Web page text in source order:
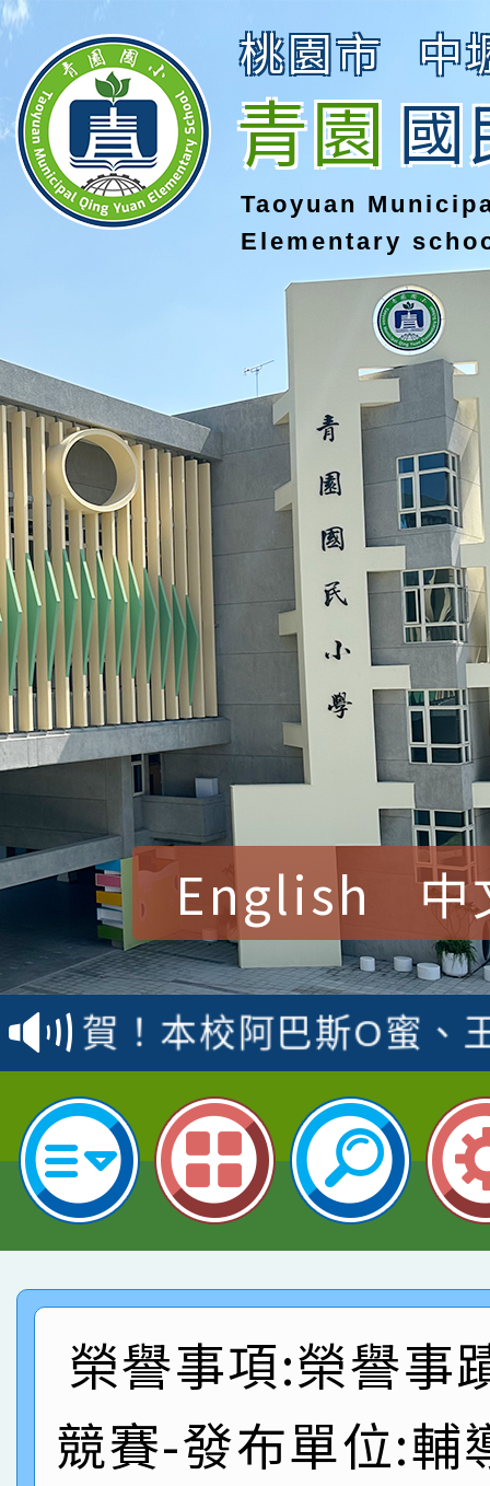
桃園市 中
青園國
Taoyuan
Elementary
English 中
賀！本校參加桃園市中
賽 洪綺君教師榮獲社
名
賀！本校阿巴斯O蜜、
倩參加桃園市科展 國
名 指導老師王老師、
賀！本校四年二班張O
園市英語競賽國小朗讀
指導老師林老師
賀！本校參加桃園市中
賽 劉文瑛教師榮獲教
賀！本校參與2026世
創客第三名。
賽 洪綺君教師榮獲社
名
賀！本校阿巴斯O蜜、
倩參加桃園市科展 國
名 指導老師王老師、
賀！本校四年二班張O
園市英語競賽國小朗讀
賀！本校參加桃園市中
榮譽事項:榮譽事
競賽-發布單位:輔